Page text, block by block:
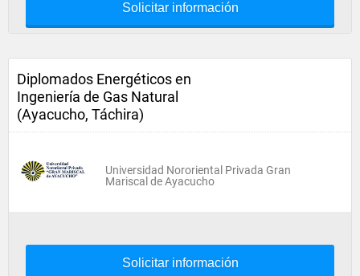
Solicitar información
Diplomados Energéticos en
Ingeniería de Gas Natural
(Ayacucho, Táchira)
Universidad Nororiental Privada Gran
Mariscal de Ayacucho
Solicitar información